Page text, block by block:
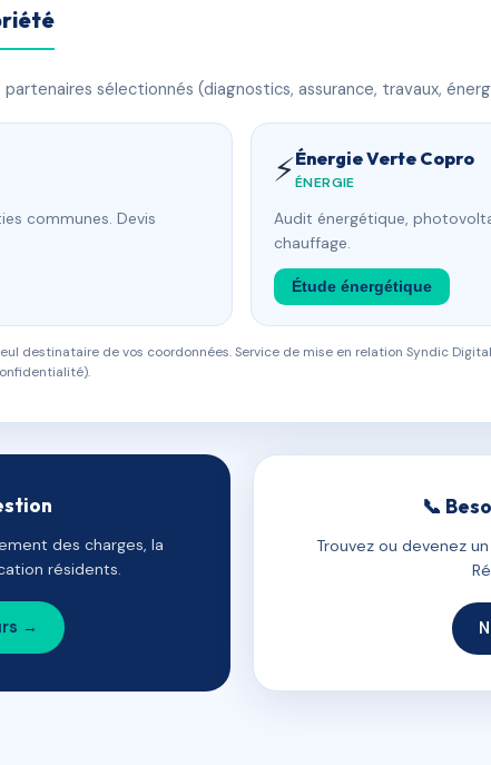
sélectionnés (diagnostics, assurance, travaux,
communes. Devis
⚡Énergie Verte Copro
ÉNERGIE
Audit énergétique,
chauffage.
Étude énergétique
destinataire de vos coordonnées. Service de mise en relation Syndic
des charges, la
résidents.
→
📞
Trouvez ou devenez